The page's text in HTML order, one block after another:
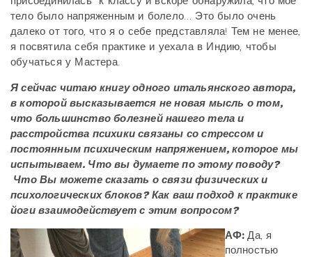
тело было напряженным и болело… Это было очень
далеко от того, что я о себе представляла! Тем не менее,
я посвятила себя практике и уехала в Индию, чтобы
обучаться у Мастера.
Я сейчас читаю книгу одного итальянского автора,
в которой высказывается не новая мысль о том,
что большинство болезней нашего тела и
расстройства психики связаны со стрессом и
постоянным психическим напряжением, которое мы
испытываем. Что вы думаете по этому поводу?
Что Вы можете сказать о связи физических и
психологических блоков? Как ваш подход к практике
йоги взаимодействует с этим вопросом?
АФ:Да, я
полностью